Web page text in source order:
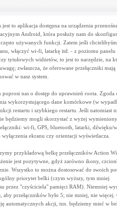
jest to aplikacja dostępna na urządzenia
Android, która posłuży nam do
często używanych funkcji. Zatem jeśli
włączyć wi-fi, latarkę itd. - z poziomu panelu
tytułowych widżetów, to jest to narzędzie, na
zwłaszcza, że oferowane przełączniki mają
w nasz system.
nas o dostęp do uprawnień roota. Zgoda
wykorzystującego dane komórkowe (w
restartu i szybkiego restartu. Jeśli natomiast
będziemy mogli skorzystać z wyżej
wi-fi, GPS, bluetooth, latarki, dźwięku/
ekranu czy orientacji wyświetlacza.
przykładową belkę przełączników Action
jest pozytywne, gdyż zarówno ikony,
Wszystko to można dostosować do swoich
priorytet belki (czym wyższy, tym mniej
przez "czyściciela" pamięci RAM). Niemniej
przełączników było 5; nie mniej, nie więcej.
automatycznych akcji, tzn. będziemy mieć w